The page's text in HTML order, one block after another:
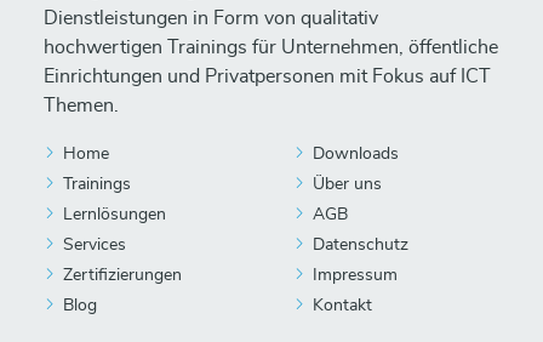
Dienstleistungen in Form von qualitativ
hochwertigen Trainings für Unternehmen, öffentliche
Einrichtungen und Privatpersonen mit Fokus auf ICT
Themen.
Home
Trainings
Lernlösungen
Services
Zertifizierungen
Blog
Downloads
Über uns
AGB
Datenschutz
Impressum
Kontakt